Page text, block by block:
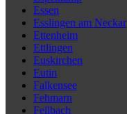
Essen
Esslingen am Neckar
Ettenheim
Ettlingen
Euskirchen
Eutin
Falkensee
Fehmarn
Fellbach